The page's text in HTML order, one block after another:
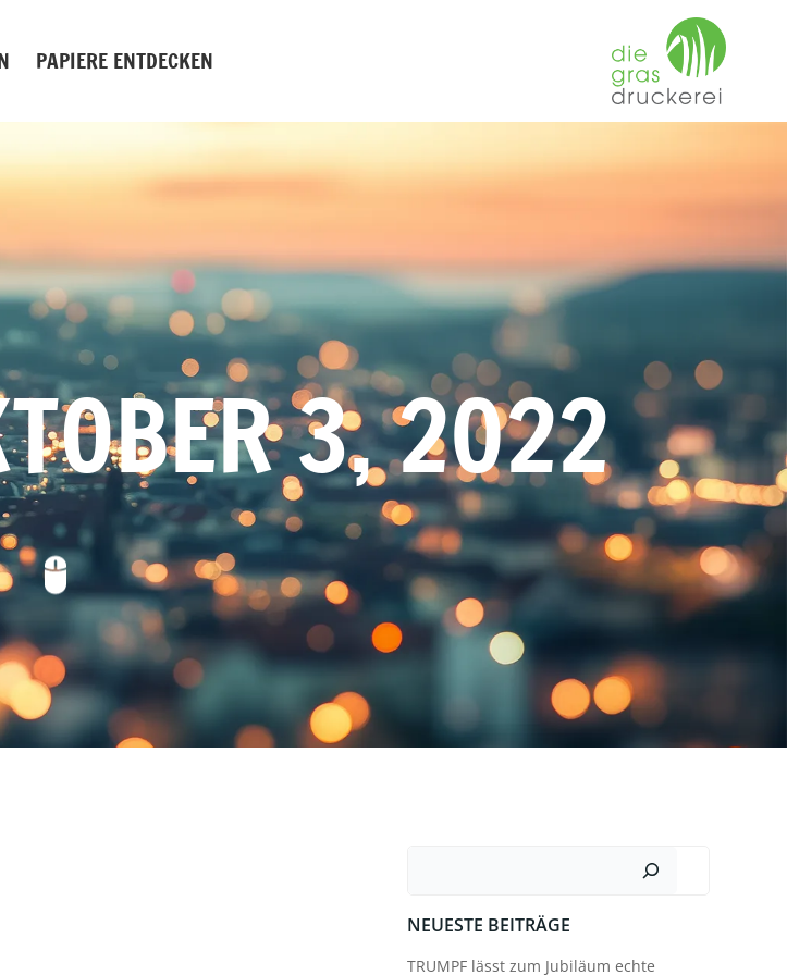
PAPIERE ENTDECKEN
3, 2022
NEUESTE BEITRÄGE
TRUMPF lässt zum Jubiläum echte